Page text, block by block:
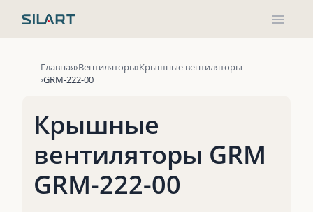
Главная Вентиляторы Крышные вентиляторы
GRM-222-00
Крышные
вентиляторы GRM
GRM-222-00